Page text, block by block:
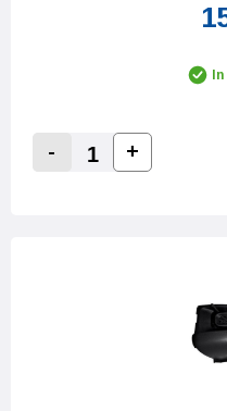
Decrease Quantity:
-
Increase
+